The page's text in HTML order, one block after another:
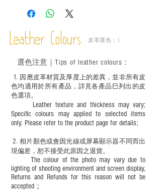
－ 植鞣皮革容易受環境、使用程度等產生
成後定期在皮面塗上皮革專用清潔劑及貂
鼠油等；
適合六歲以下兒童使用；六至十二歲兒童
必須由成年人陪同下使用並應小心處理。
Leather Colours 皮革選色：）
1. ​ 因應皮革材質及厚度上的差異，並非所有皮
色均適用於所有產品，詳見各產品巳列出的皮
色選項。
Leather texture and thickness may vary;
Specific colours may applied to selected items
only. Please refer to the product page for details;
​2.相片顏色或會因光線或屏幕顯示器不同而出
現偏差，恕不接受此原因之退貨。
The colour of the photo may vary due to
lighting of shooting environment and screen display,
Returns and Refunds for this reason will not be
accepted；
選色注意｜ Tips of leather colours ：